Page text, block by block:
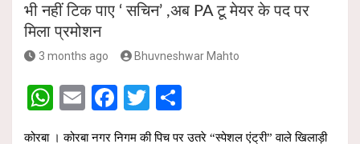
भी नहीं टिक पाए ‘ सचिन’ ,अब PA टू मेयर के पद पर
मिला प्रमोशन
3 months ago Bhuvneshwar Mahto
W E
F
a
T
wi
कोरबा । कोरबा नगर निगम की पिच पर उतरे “स्पेशल एंट्री” वाले खिलाड़ी